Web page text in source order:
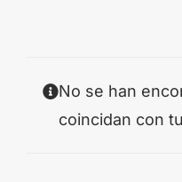
No se han
coincidan con